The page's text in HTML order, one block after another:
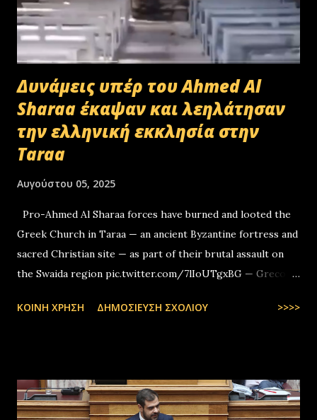
Δυνάμεις υπέρ του Ahmed Al
Sharaa έκαψαν και λεηλάτησαν
την ελληνική εκκλησία στην
Taraa
Αυγούστου 05, 2025
Pro-Ahmed Al Sharaa forces have burned and looted the
Greek Church in Taraa — an ancient Byzantine fortress and
sacred Christian site — as part of their brutal assault on
the Swaida region pic.twitter.com/7lIoUTgxBG — Greco-
ΚΟΙΝΉ ΧΡΉΣΗ ΔΗΜΟΣΊΕΥΣΗ ΣΧΟΛΊΟΥ >>>>